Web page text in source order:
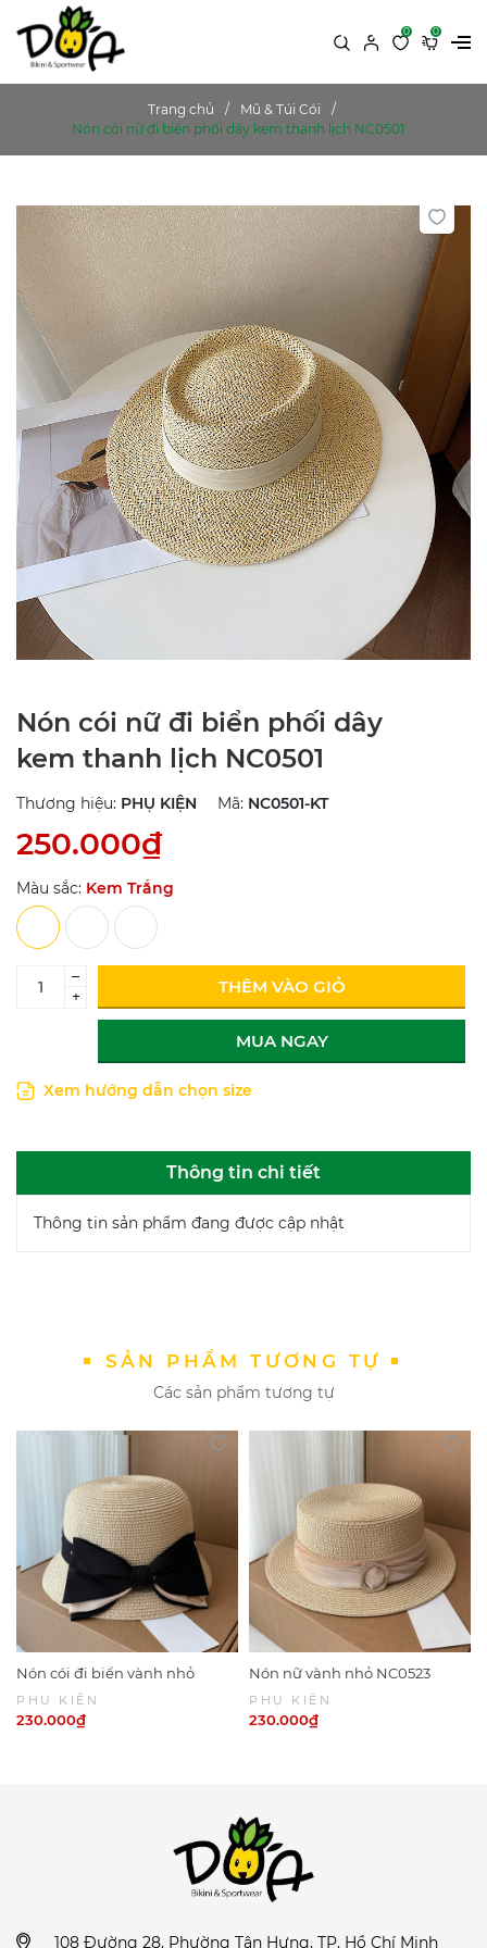
0 0
Trang chủ
Mũ & Túi Cói
Nón cói nữ đi biển phối dây kem thanh lịch NC0501
Nón cói nữ đi biển phối dây
kem thanh lịch NC0501
Thương hiệu: PHỤ KIỆN Mã: NC0501-KT
250.000₫
Màu sắc: Kem Trắng
–
+
THÊM VÀO GIỎ
MUA NGAY
Xem hướng dẫn chọn size
Thông tin chi tiết
Thông tin sản phẩm đang được cập nhật
SẢN PHẨM TƯƠNG TỰ
Các sản phẩm tương tự
Nón cói đi biển vành nhỏ
NC0524
PHỤ KIỆN
230.000₫
Nón nữ vành nhỏ NC0523
PHỤ KIỆN
230.000₫
108 Đường 28, Phường Tân Hưng, TP. Hồ Chí Minh